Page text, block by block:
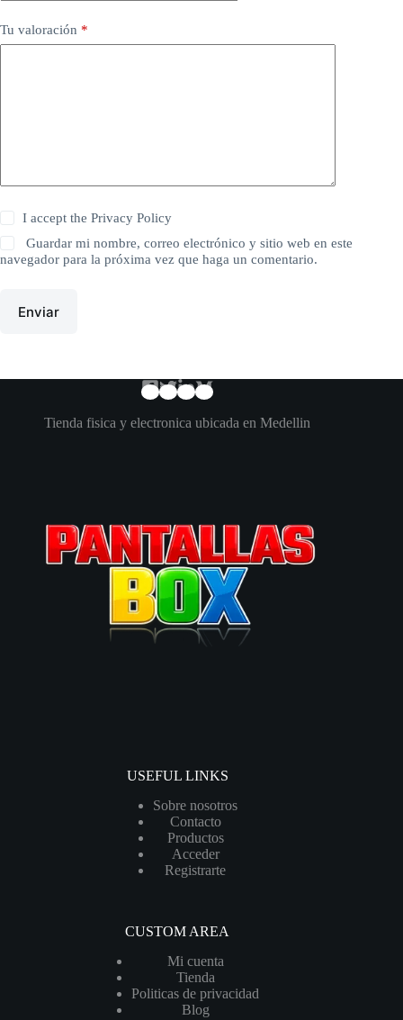
Tu valoración *
I accept thePrivacy Policy
Guardar mi nombre, correo electrónico y sitio web en este
navegador para la próxima vez que haga un comentario.
Enviar
Tienda fisica y electronica ubicada en Medellin
USEFUL LINKS
Sobre nosotros
Contacto
Productos
Acceder
Registrarte
CUSTOM AREA
Mi cuenta
Tienda
Politicas de privacidad
Blog